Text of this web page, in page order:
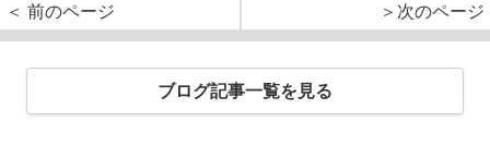
＜ 前のページ
＞次のページ
ブログ記事一覧を見る